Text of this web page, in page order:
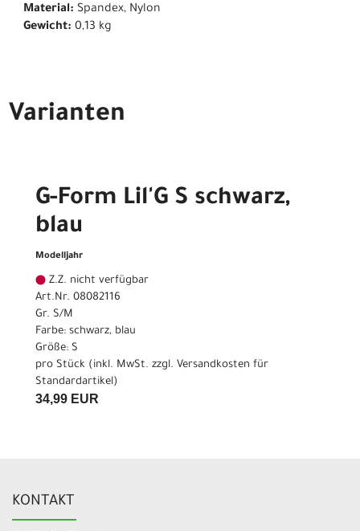
Material: Spandex, Nylon
Gewicht: 0,13 kg
Varianten
G-Form Lil'G S schwarz,
blau
Modelljahr
Z.Z. nicht verfügbar
Art.Nr. 08082116
Gr. S/M
Farbe: schwarz, blau
Größe: S
pro Stück (inkl. MwSt. zzgl. Versandkosten für
Standardartikel)
34,99 EUR
KONTAKT